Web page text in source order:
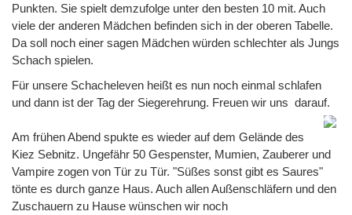
Punkten. Sie spielt demzufolge unter den besten 10 mit. Auch
viele der anderen Mädchen befinden sich in der oberen Tabelle.
Da soll noch einer sagen Mädchen würden schlechter als Jungs
Schach spielen.
Für unsere Schacheleven heißt es nun noch einmal schlafen
und dann ist der Tag der Siegerehrung. Freuen wir uns darauf.
Am frühen Abend spukte es wieder auf dem Gelände des
Kiez Sebnitz. Ungefähr 50 Gespenster, Mumien, Zauberer und
Vampire zogen von Tür zu Tür. "Süßes sonst gibt es Saures"
tönte es durch ganze Haus. Auch allen Außenschläfern und den
Zuschauern zu Hause wünschen wir noch